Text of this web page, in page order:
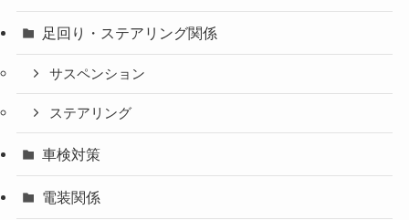
足回り・ステアリング関係
サスペンション
ステアリング
車検対策
電装関係